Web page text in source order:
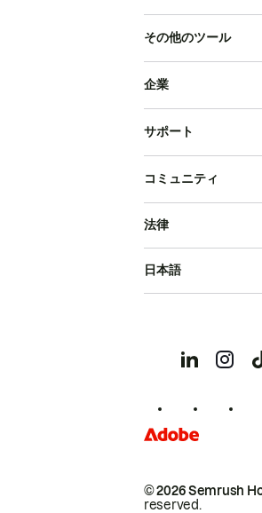
その他のツール
企業
サポート
コミュニティ
© 2026 Semrush
reserved.
法律
日本語